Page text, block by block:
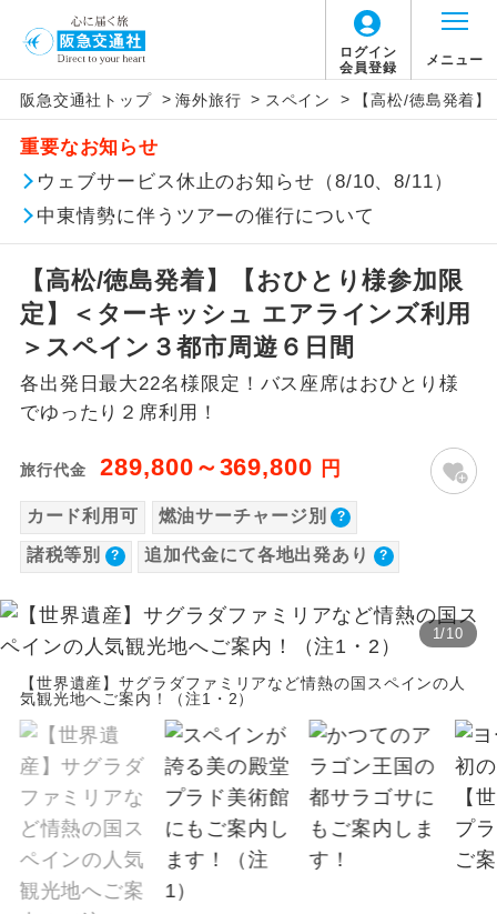
ログイン
会員登録
メニュー
阪急交通社トップ > 海外旅行 > スペイン > 【高松/徳島発着
重要なお知らせ
ウェブサービス休止のお知らせ（8/10、8/11）
中東情勢に伴うツアーの催行について
【高松/徳島発着】【おひとり様参加限
定】＜ターキッシュ エアラインズ利用
＞スペイン３都市周遊６日間
各出発日最大22名様限定！バス座席はおひとり様
でゆったり２席利用！
旅行代金 289,800～369,800 円
カード利用可 燃油サーチャージ別
諸税等別 追加代金にて各地出発あり
1/10
【世界遺産】サグラダファミリアなど情熱の国スペインの人
気観光地へご案内！（注1・2）
旅行代金に燃油サーチャージは含まれており
ません。別途お支払いが必要となります。
目安：136,000円（2026/06/30現在）
※上記の燃油サーチャージは変更になる場合
があります。
旅行代金に、以下の料金は含まれておりませ
ん。別途お支払が必要となります。
【日本国内空港施設使用料】
関西国際空港
大人（12歳以上）3,310円、子供（2歳以上12
歳未満）1,660円
【旅客保安サービス料】
関西国際空港
歳未満）320円
【海外空港諸税等】
旅行代金に各国空港の旅客サービス施設使用
支払いが必要となります。
大人（12歳以上）6,490円、子供（2歳以上12
歳未満）6,490円、幼児3,930円
※手配の都合により変更になる場合がありま
す。
【その他諸税追加】
航空保険特別料金
大人（12歳以上）3,000円、子供（2歳以上12
歳未満）3,000円
このツアーは以下の出発地から追加代金でご参
加いただけます。
※リクエスト受付の場合、ご手配の可否は後日回答さ
せていただきます。
追加代金にて各地発着ありとは
当ツアーは日程表に記載の出発空港だけで
なく、各地より下記追加代金にて飛行機や
鉄道などを利用しご参加いただけます。
ご同行者様が異なる発着地をご希望の場合
は、当社予約センターまで連絡ください。
バス追加代金（1名様につき）
設定期間（往路出発日）：上記期間以外
【往路】
出発地
追加
徳島県
徳島駅前/大阪/関西空港 バス
プラン
円
香川県
高松駅高速BT/大阪/関西空
港 バスプラン
【復路】
アイコン 説明
添乗員同行
往路出発空港（駅）から復路到着空港
（駅）まで同行します。
現地到着後、現地係員が同行しお世話い
たします。
バスガイド乗
務
バスガイドが乗務し、車内での観光案内
があります。
新コース 初登場のコースです。
世界遺産
ユネスコに登録されている文化遺産や自
然遺産を訪ねるコースです。
温泉 温泉地にも宿泊するコースです。
す。
大浴場
全食事付き
全てのお食事が付いていますので、お食
事の心配はいりません。（機内食を除
く）
お部屋食
お部屋にてゆっくりとお召し上がりいた
だけます。
トラベルイヤ
ホン